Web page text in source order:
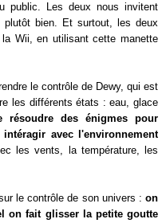
public. Les deux nous invitent
bien. Et surtout, les deux
Wii, en utilisant cette manette
le contrôle de Dewy, qui est
les différents états : eau, glace
résoudre des énigmes pour
avec l'environnement
les vents, la température, les
le contrôle de son univers : on
on fait glisser la petite goutte